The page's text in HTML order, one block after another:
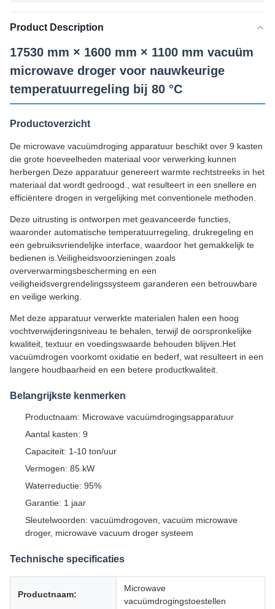
Product Description
17530 mm × 1600 mm × 1100 mm vacuüm
microwave droger voor nauwkeurige
temperatuurregeling bij 80 °C
Productoverzicht
De microwave vacuümdroging apparatuur beschikt over 9 kasten
die grote hoeveelheden materiaal voor verwerking kunnen
herbergen.Deze apparatuur genereert warmte rechtstreeks in het
materiaal dat wordt gedroogd., wat resulteert in een snellere en
efficiëntere drogen in vergelijking met conventionele methoden.
Deze uitrusting is ontworpen met geavanceerde functies,
waaronder automatische temperatuurregeling, drukregeling en
een gebruiksvriendelijke interface, waardoor het gemakkelijk te
bedienen is.Veiligheidsvoorzieningen zoals
oververwarmingsbescherming en een
veiligheidsvergrendelingssysteem garanderen een betrouwbare
en veilige werking.
Met deze apparatuur verwerkte materialen halen een hoog
vochtverwijderingsniveau te behalen, terwijl de oorspronkelijke
kwaliteit, textuur en voedingswaarde behouden blijven.Het
vacuümdrogen voorkomt oxidatie en bederf, wat resulteert in een
langere houdbaarheid en een betere productkwaliteit.
Belangrijkste kenmerken
Productnaam: Microwave vacuümdrogingsapparatuur
Aantal kasten: 9
Capaciteit: 1-10 ton/uur
Vermogen: 85 kW
Waterreductie: 95%
Garantie: 1 jaar
Sleutelwoorden: vacuümdrogoven, vacuüm microwave
droger, microwave vacuum droger systeem
Technische specificaties
Productnaam:
Microwave
vacuümdrogingstoestellen